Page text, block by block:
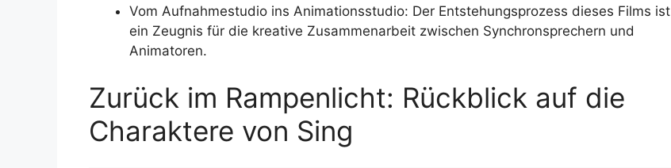
Vom Aufnahmestudio ins Animationsstudio: Der Entstehungsprozess dieses Films ist
ein Zeugnis für die kreative Zusammenarbeit zwischen Synchronsprechern und
Animatoren.
Zurück im Rampenlicht: Rückblick auf die
Charaktere von Sing